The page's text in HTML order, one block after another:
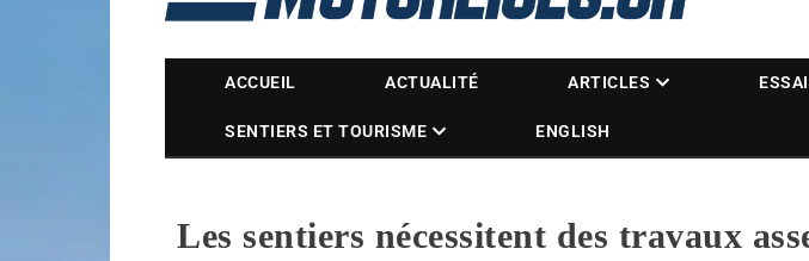
Magazine Motoneiges.ca
ACCUEIL ACTUALITÉ ARTICLES
SENTIERS ET TOURISME ENGLISH
Les sentiers nécessitent des travaux